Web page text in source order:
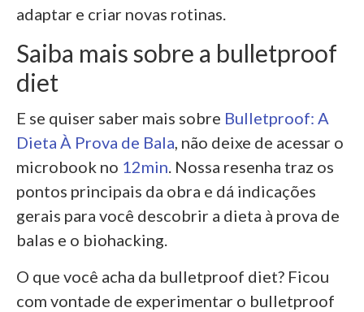
adaptar e criar novas rotinas.
Saiba mais sobre a bulletproof
diet
E se quiser saber mais sobre Bulletproof: A
Dieta À Prova de Bala, não deixe de acessar o
microbook no 12min. Nossa resenha traz os
pontos principais da obra e dá indicações
gerais para você descobrir a dieta à prova de
balas e o biohacking.
O que você acha da bulletproof diet? Ficou
com vontade de experimentar o bulletproof